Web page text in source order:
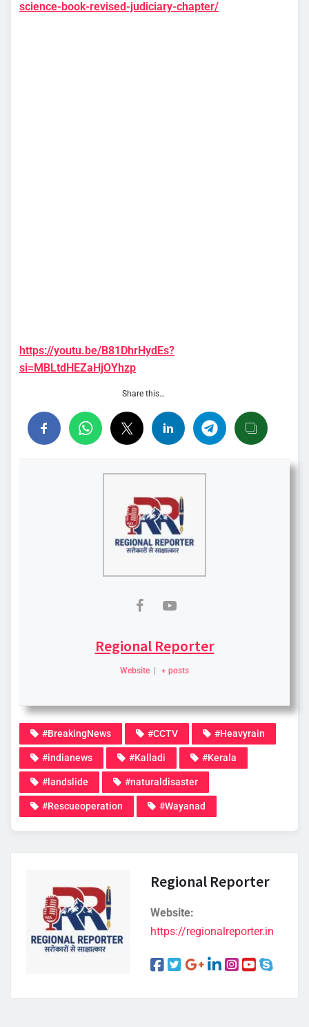
science-book-revised-judiciary-chapter/
https://youtu.be/B81DhrHydEs?
si=MBLtdHEZaHjOYhzp
Share this…
Regional Reporter
Website + posts
#BreakingNews #CCTV #Heavyrain
#indianews #Kalladi #Kerala
#landslide #naturaldisaster
#Rescueoperation #Wayanad
Regional Reporter
Website:
https://regionalreporter.in